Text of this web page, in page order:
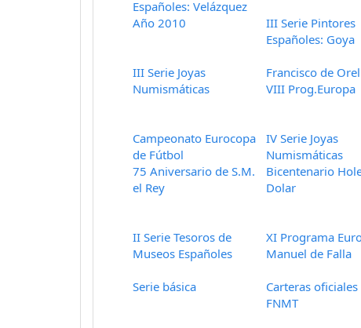
Españoles: Velázquez
Año 2010
III Serie Pintores
Españoles: Goya
III Serie Joyas
Numismáticas
Francisco de
VIII Prog.Europa
Campeonato Eurocopa
de Fútbol
IV Serie Joyas
Numismáticas
75 Aniversario de S.M.
el Rey
Bicentenario
Dolar
II Serie Tesoros de
Museos Españoles
XI Programa
Manuel de Falla
Serie básica
Carteras oficiales
FNMT